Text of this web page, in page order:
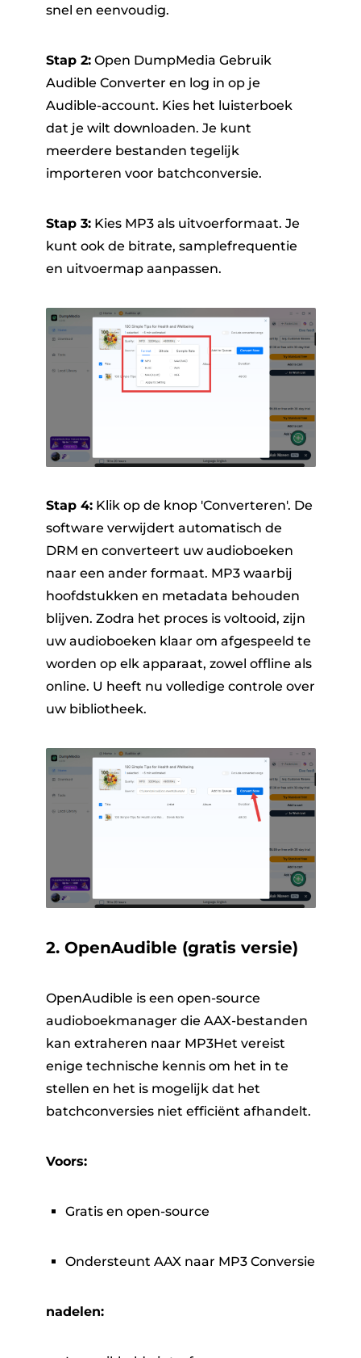
snel en eenvoudig.
Stap 2:Open DumpMedia Gebruik
Audible Converter en log in op je
Audible-account. Kies het luisterboek
dat je wilt downloaden. Je kunt
meerdere bestanden tegelijk
importeren voor batchconversie.
Stap 3:Kies MP3 als uitvoerformaat. Je
kunt ook de bitrate, samplefrequentie
en uitvoermap aanpassen.
Stap 4:Klik op de knop 'Converteren'. De
software verwijdert automatisch de
DRM en converteert uw audioboeken
naar een ander formaat. MP3 waarbij
hoofdstukken en metadata behouden
blijven. Zodra het proces is voltooid, zijn
uw audioboeken klaar om afgespeeld te
worden op elk apparaat, zowel offline als
online. U heeft nu volledige controle over
uw bibliotheek.
2. OpenAudible (gratis versie)
OpenAudible is een open-source
audioboekmanager die AAX-bestanden
kan extraheren naar MP3Het vereist
enige technische kennis om het in te
stellen en het is mogelijk dat het
batchconversies niet efficiënt afhandelt.
Voors:
Gratis en open-source
Ondersteunt AAX naar MP3 Conversie
nadelen: